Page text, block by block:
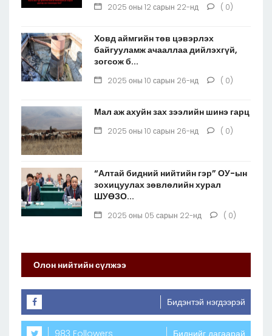
2025 оны 12 сарын 22-нд ( 0)
Ховд аймгийн төв цэвэрлэх
байгууламж ачааллаа дийлэхгүй,
зогсож б...
2025 оны 10 сарын 26-нд ( 0)
Мал аж ахуйн зах зээлийн шинэ гарц
2025 оны 10 сарын 26-нд ( 0)
“Алтай бидний нийтийн гэр” ОУ-ын
зохицуулах зөвлөлийн хурал
ШУӨЗО...
2025 оны 05 сарын 22-нд ( 0)
Олон нийтийн сүлжээ
Бидэнтэй нэгдээрэй
983 Followers Биднийг дагаарай